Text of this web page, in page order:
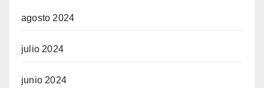
agosto 2024
julio 2024
junio 2024